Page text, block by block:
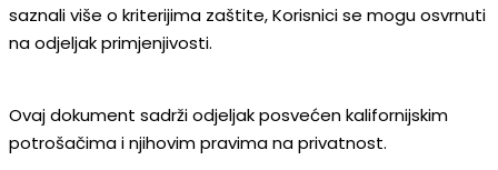
saznali više o kriterijima zaštite, Korisnici se mogu osvrnuti
na odjeljak primjenjivosti.
Ovaj dokument sadrži odjeljak posvećen kalifornijskim
potrošačima i njihovim pravima na privatnost.